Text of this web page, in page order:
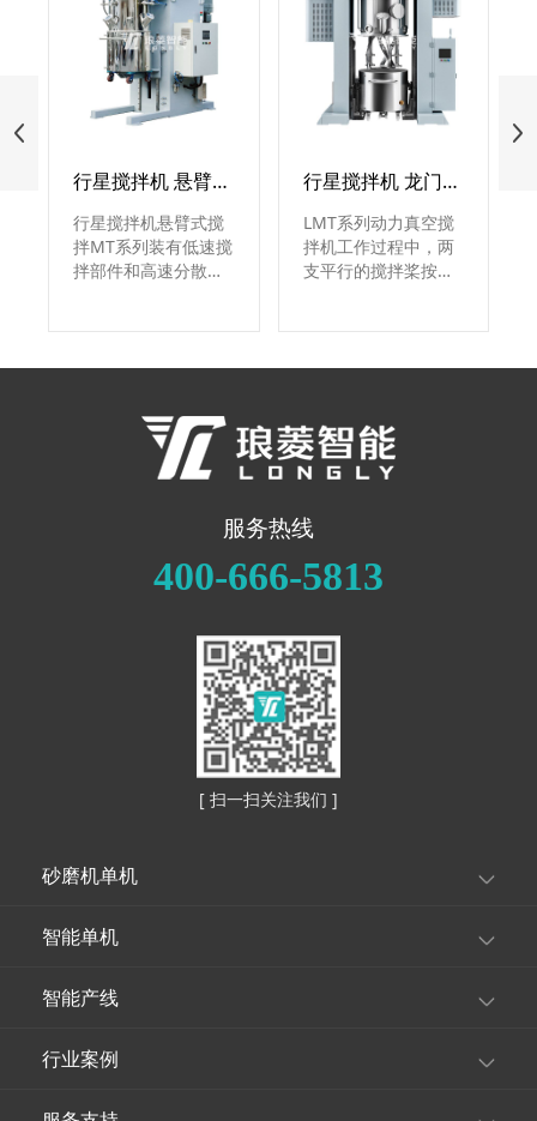
行星搅拌机 悬臂式搅拌 MT系列
行星搅拌机悬臂式搅
拌MT系列装有低速搅
拌部件和高速分散部
拌设备，分实验室行
广泛应用于电池液、
电极浆料、粘合剂 、
油墨、化工、食品、
制药等各种各类不同
行星搅拌机 龙门式搅拌 LMT系列
LMT系列动力真空搅
拌机工作过程中，两
支平行的搅拌桨按设
物料由搅拌桶内壁移
子电池液及液态锂离
子电池液。
服务热线
400-666-5813
[ 扫一扫关注我们 ]
砂磨机单机
智能单机
智能产线
行业案例